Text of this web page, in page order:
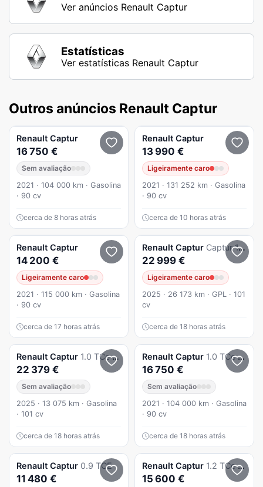
Ver anúncios Renault Captur
Estatísticas
Ver estatísticas Renault Captur
Outros anúncios Renault Captur
Renault Captur
16 750 €
Sem avaliação
2021 · 104 000 km · Gasolina
· 90 cv
cerca de 8 horas atrás
Renault Captur
13 990 €
Ligeiramente caro
2021 · 131 252 km · Gasolina
· 90 cv
cerca de 10 horas atrás
Renault Captur
14 200 €
Ligeiramente caro
2021 · 115 000 km · Gasolina
· 90 cv
cerca de 17 horas atrás
Renault Captur Captur 1.0 Tce Techno Bi-Fuel
22 999 €
Ligeiramente caro
2025 · 26 173 km · GPL · 101
cv
cerca de 18 horas atrás
Renault Captur 1.0 TCe Techno Bi-Fuel
22 379 €
Sem avaliação
2025 · 13 075 km · Gasolina
· 101 cv
cerca de 18 horas atrás
Renault Captur 1.0 TCe Intes
16 750 €
Sem avaliação
2021 · 104 000 km · Gasolina
· 90 cv
cerca de 18 horas atrás
Renault Captur 0.9 TCE
11 480 €
Renault Captur 1.2 TCe Initiale Paris EDC
15 600 €